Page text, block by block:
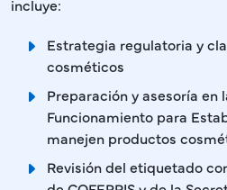
incluye:
Estrategia regulatoria y
cosméticos
Preparación y asesoría en
Funcionamiento para
manejen productos
Revisión del etiquetado